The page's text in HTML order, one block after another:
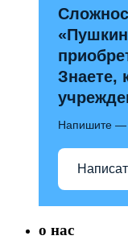
Знаете,
Напишите
о нас